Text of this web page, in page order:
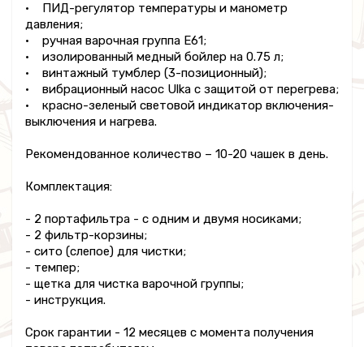
• ПИД-регулятор температуры и манометр
давления;
• ручная варочная группа E61;
• изолированный медный бойлер на 0.75 л;
• винтажный тумблер (3-позиционный);
• вибрационный насос Ulka с защитой от перегрева;
• красно-зеленый световой индикатор включения-
выключения и нагрева.
Рекомендованное количество – 10-20 чашек в день.
Комплектация:
- 2 портафильтра - с одним и двумя носиками;
- 2 фильтр-корзины;
- сито (слепое) для чистки;
- темпер;
- щетка для чистка варочной группы;
- инструкция.
Срок гарантии - 12 месяцев с момента получения